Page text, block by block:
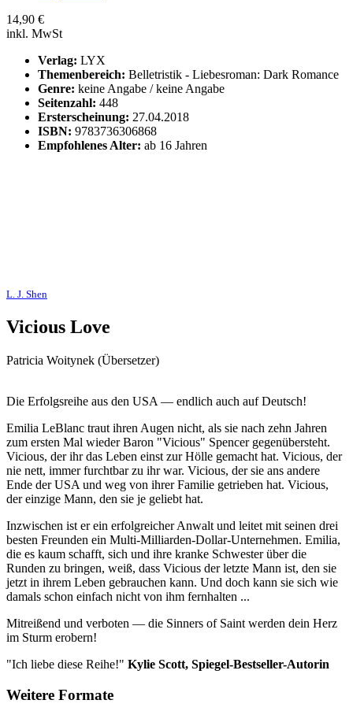
14,90 €
inkl. MwSt
Verlag: LYX
Themenbereich: Belletristik - Liebesroman: Dark Romance
Genre: keine Angabe / keine Angabe
Seitenzahl: 448
Ersterscheinung: 27.04.2018
ISBN: 9783736306868
Empfohlenes Alter: ab 16 Jahren
L. J. Shen
Vicious Love
Patricia Woitynek (Übersetzer)
Die Erfolgsreihe aus den USA — endlich auch auf Deutsch!
Emilia LeBlanc traut ihren Augen nicht, als sie nach zehn Jahren
zum ersten Mal wieder Baron "Vicious" Spencer gegenübersteht.
Vicious, der ihr das Leben einst zur Hölle gemacht hat. Vicious, der
nie nett, immer furchtbar zu ihr war. Vicious, der sie ans andere
Ende der USA und weg von ihrer Familie getrieben hat. Vicious,
der einzige Mann, den sie je geliebt hat.
Inzwischen ist er ein erfolgreicher Anwalt und leitet mit seinen drei
besten Freunden ein Multi-Milliarden-Dollar-Unternehmen. Emilia,
die es kaum schafft, sich und ihre kranke Schwester über die
Runden zu bringen, weiß, dass Vicious der letzte Mann ist, den sie
jetzt in ihrem Leben gebrauchen kann. Und doch kann sie sich wie
damals schon einfach nicht von ihm fernhalten ...
Mitreißend und verboten — die Sinners of Saint werden dein Herz
im Sturm erobern!
"Ich liebe diese Reihe!" Kylie Scott, Spiegel-Bestseller-Autorin
Weitere Formate